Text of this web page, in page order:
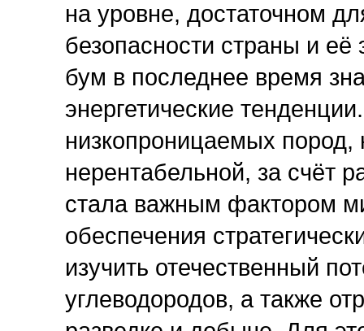
на уровне, достаточном
безопасности страны и
бум в последнее время
энергетические
низкопроницаемых пород,
нерентабельной, за счёт
стала важным фактором
обеспечения
изучить отечественный
углеводородов, а также